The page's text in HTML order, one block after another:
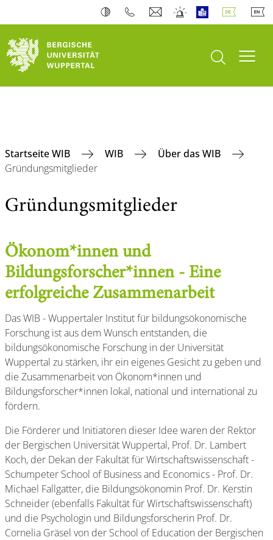
Suche öffnen
Startseite WIB WIB
Über das WIB
Gründungsmitglieder
Gründungsmitglieder
Ökonom*innen und
Bildungsforscher*innen - Eine
erfolgreiche Zusammenarbeit
Das WIB - Wuppertaler Institut für bildungsökonomische
Forschung ist aus dem Wunsch entstanden, die
bildungsökonomische Forschung in der Universität
Wuppertal zu stärken, ihr ein eigenes Gesicht zu geben und
die Zusammenarbeit von Ökonom*innen und
Bildungsforscher*innen lokal, national und international zu
fördern.
Die Förderer und Initiatoren dieser Idee waren der Rektor
der Bergischen Universität Wuppertal, Prof. Dr. Lambert
Koch, der Dekan der Fakultät für Wirtschaftswissenschaft -
Schumpeter School of Business and Economics - Prof. Dr.
Michael Fallgatter, die Bildungsökonomin Prof. Dr. Kerstin
Schneider (ebenfalls Fakultät für Wirtschaftswissenschaft)
und die Psychologin und Bildungsforscherin Prof. Dr.
Cornelia Gräsel von der School of Education der Bergischen